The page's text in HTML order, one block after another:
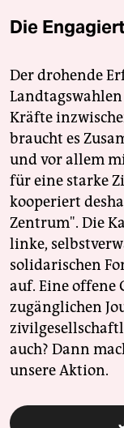
Die
Der drohende
Kräfte
braucht es
und vor allem
für eine starke
kooperiert
Zentrum". Die
linke,
solidarischen
auf. Eine offene
zugänglichen
auch? Dann
unsere Aktion.